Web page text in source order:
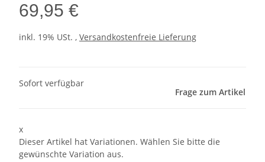
69,95 €
inkl. 19% USt. , Versandkostenfreie Lieferung
Sofort verfügbar
Frage zum Artikel
x
Dieser Artikel hat Variationen. Wählen Sie bitte die
gewünschte Variation aus.